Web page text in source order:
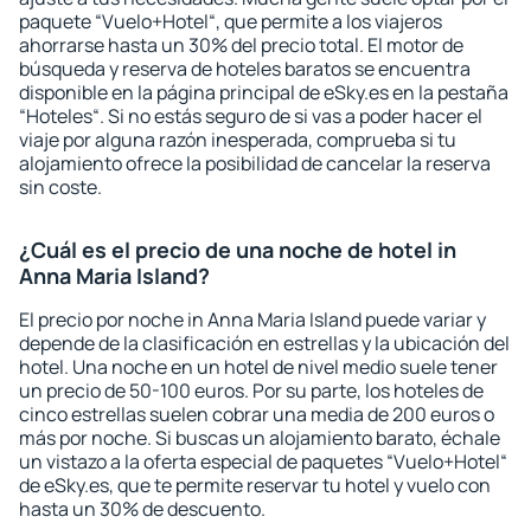
paquete “Vuelo+Hotel“, que permite a los viajeros
ahorrarse hasta un 30% del precio total. El motor de
búsqueda y reserva de hoteles baratos se encuentra
disponible en la página principal de eSky.es en la pestaña
“Hoteles“. Si no estás seguro de si vas a poder hacer el
viaje por alguna razón inesperada, comprueba si tu
alojamiento ofrece la posibilidad de cancelar la reserva
sin coste.
¿Cuál es el precio de una noche de hotel in
Anna Maria Island?
El precio por noche in Anna Maria Island puede variar y
depende de la clasificación en estrellas y la ubicación del
hotel. Una noche en un hotel de nivel medio suele tener
un precio de 50-100 euros. Por su parte, los hoteles de
cinco estrellas suelen cobrar una media de 200 euros o
más por noche. Si buscas un alojamiento barato, échale
un vistazo a la oferta especial de paquetes “Vuelo+Hotel“
de eSky.es, que te permite reservar tu hotel y vuelo con
hasta un 30% de descuento.